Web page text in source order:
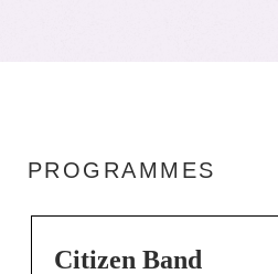
PROGRAMMES
Citizen Band